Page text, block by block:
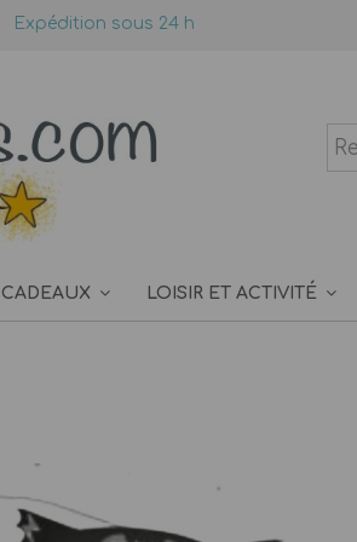
Expédition sous 24 h
CADEAUX LOISIR ET ACTIVITÉ